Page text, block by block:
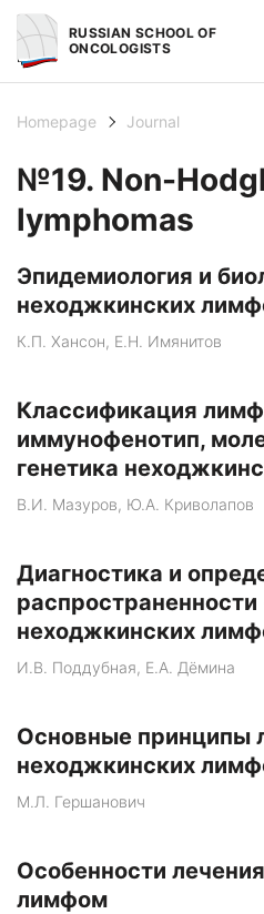
RUSSIAN SCHOOL OF
ONCOLOGISTS
Homepage Journal
№19. Non-
lymphomas
Эпидемиология и
неходжкинских
К.П. Хансон, Е.Н. Имянитов
Классификация
иммунофенотип,
генетика
В.И. Мазуров, Ю.А. Криволапов
Диагностика и
неходжкинских
И.В. Поддубная, Е.А. Дёмина
Основные принципы
неходжкинских
М.Л. Гершанович
Особенности
лимфом